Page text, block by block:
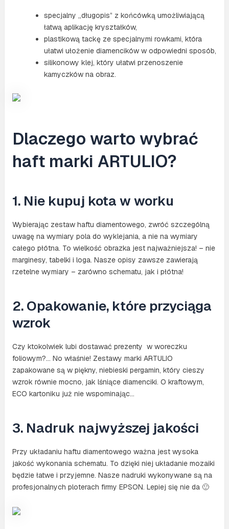
specjalny „długopis” z końcówką umożliwiającą
łatwą aplikację kryształków,
plastikową tackę ze specjalnymi rowkami, która
ułatwi ułożenie diamencików w odpowiedni sposób,
silikonowy klej, który ułatwi przenoszenie
kamyczków na obraz.
Dlaczego warto wybrać
haft marki ARTULIO?
1. Nie kupuj kota w worku
Wybierając zestaw haftu diamentowego, zwróć szczególną
uwagę na wymiary pola do wyklejania, a nie na wymiary
całego płótna. To wielkość obrazka jest najważniejsza! – nie
marginesy, tabelki i loga. Nasze opisy zawsze zawierają
rzetelne wymiary – zarówno schematu, jak i płótna!
2. Opakowanie, które przyciąga
wzrok
Czy ktokolwiek lubi dostawać prezenty w woreczku
foliowym?… No właśnie! Zestawy marki ARTULIO
zapakowane są w piękny, niebieski pergamin, który cieszy
wzrok równie mocno, jak lśniące diamenciki. O kraftowym,
ECO kartoniku już nie wspominając…
3. Nadruk najwyższej jakości
Przy układaniu haftu diamentowego ważna jest wysoka
jakość wykonania schematu. To dzięki niej układanie mozaiki
będzie łatwe i przyjemne. Nasze nadruki wykonywane są na
profesjonalnych ploterach firmy EPSON. Lepiej się nie da 🙂